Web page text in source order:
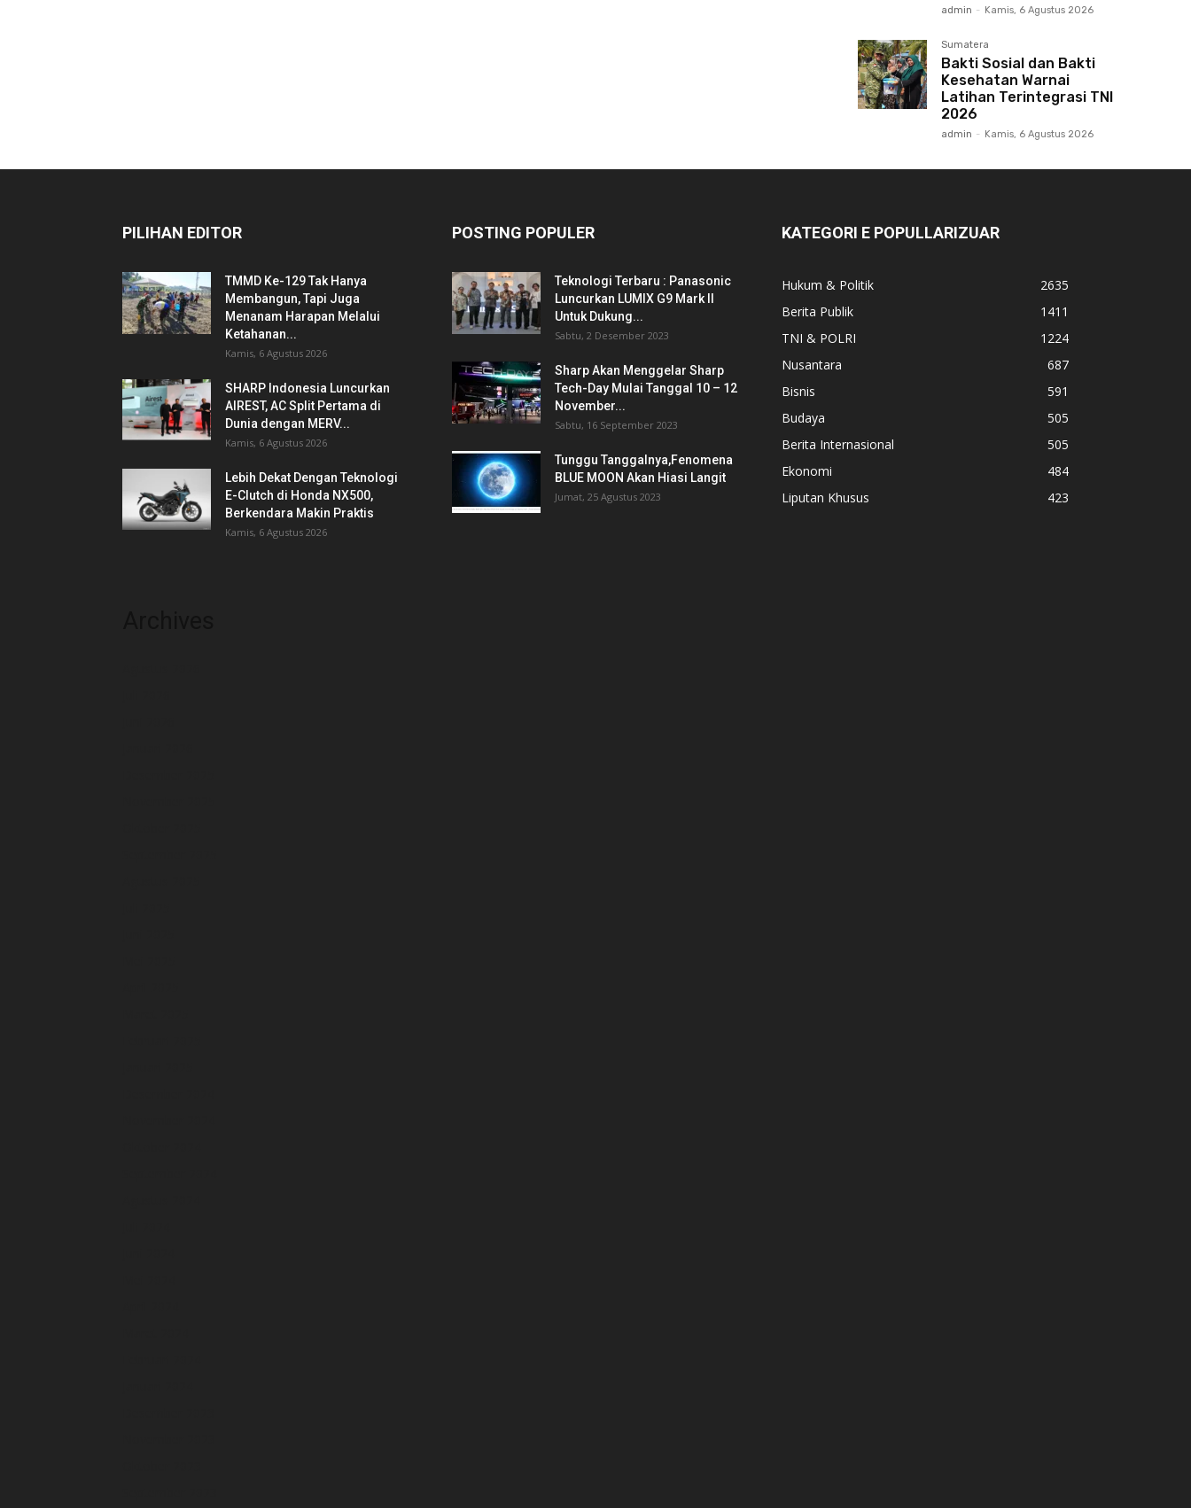
admin - Kamis, 6 Agustus 2026
Sumatera
Bakti Sosial dan Bakti
Kesehatan Warnai
Latihan Terintegrasi TNI
2026
admin - Kamis, 6 Agustus 2026
PILIHAN EDITOR
TMMD Ke-129 Tak Hanya
Membangun, Tapi Juga
Menanam Harapan Melalui
Ketahanan...
Kamis, 6 Agustus 2026
SHARP Indonesia Luncurkan
AIREST, AC Split Pertama di
Dunia dengan MERV...
Kamis, 6 Agustus 2026
Lebih Dekat Dengan Teknologi
E-Clutch di Honda NX500,
Berkendara Makin Praktis
Kamis, 6 Agustus 2026
POSTING POPULER
Teknologi Terbaru : Panasonic
Luncurkan LUMIX G9 Mark II
Untuk Dukung...
Sabtu, 2 Desember 2023
Sharp Akan Menggelar Sharp
Tech-Day Mulai Tanggal 10 – 12
November...
Sabtu, 16 September 2023
Tunggu Tanggalnya,Fenomena
BLUE MOON Akan Hiasi Langit
Jumat, 25 Agustus 2023
KATEGORI E POPULLARIZUAR
Hukum & Politik
2635
Berita Publik
1411
TNI & POLRI
1224
Nusantara
687
Bisnis
591
Budaya
505
Berita Internasional
505
Ekonomi
484
Liputan Khusus
423